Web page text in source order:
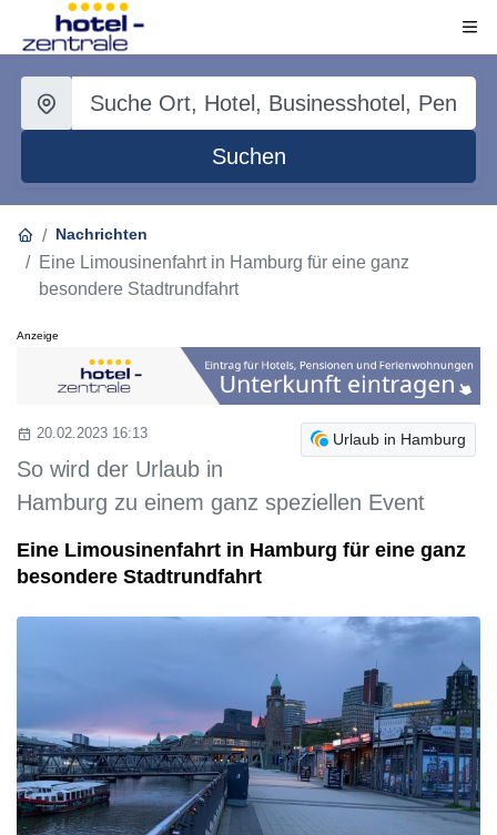
Suchen
Nachrichten
Eine Limousinenfahrt in Hamburg für eine ganz
besondere Stadtrundfahrt
Anzeige
Urlaub in Hamburg
20.02.2023 16:13
So wird der Urlaub in
Hamburg zu einem ganz speziellen Event
Eine Limousinenfahrt in Hamburg für eine ganz
besondere Stadtrundfahrt